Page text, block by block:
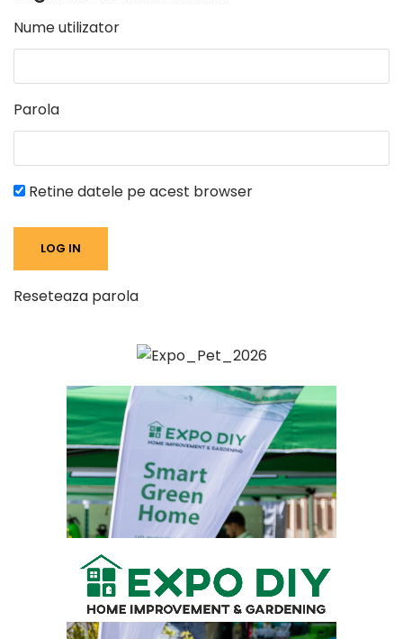
Nume utilizator
Parola
Retine datele pe acest browser
Reseteaza parola